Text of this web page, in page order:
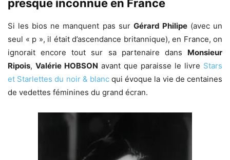
presque inconnue en France
Si les bios ne manquent pas sur Gérard Philipe(avec un
seul « p », il était d’ascendance britannique), en France, on
ignorait encore tout sur sa partenaire dans Monsieur
Ripois, Valérie HOBSON avant que paraisse le livre Stars
et Starlettes du noir & blancqui évoque la vie de centaines
de vedettes féminines du grand écran.